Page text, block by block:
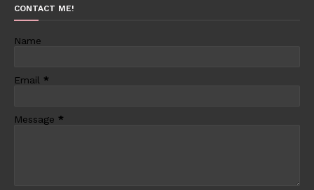
CONTACT ME!
Name
Email *
Message *